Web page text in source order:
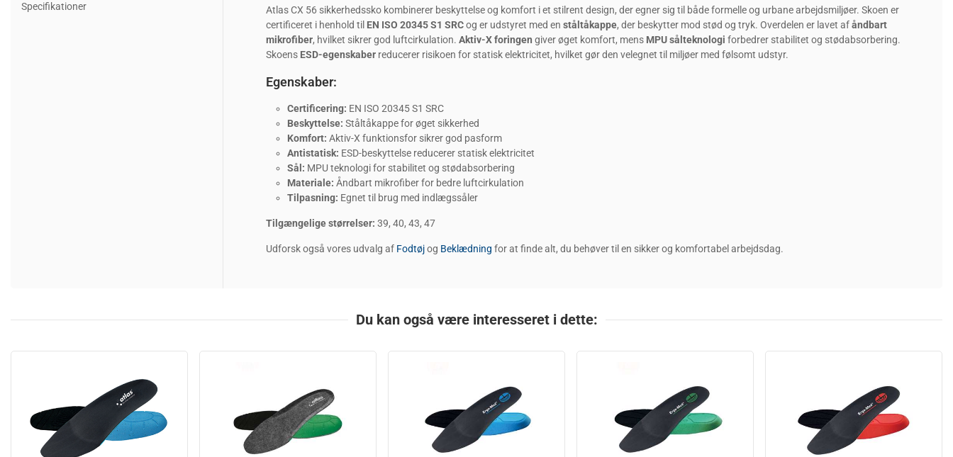
Specifikationer
Atlas CX 56 sikkerhedssko kombinerer beskyttelse og komfort i et stilrent design, der egner sig til både formelle og urbane arbejdsmiljøer. Skoen er
certificeret i henhold til EN ISO 20345 S1 SRCog er udstyret med en ståltåkappe, der beskytter mod stød og tryk. Overdelen er lavet afåndbart
mikrofiber, hvilket sikrer god luftcirkulation. Aktiv-X foringen giver øget komfort, mens MPU sålteknologi forbedrer stabilitet og stødabsorbering.
Skoens ESD-egenskaber reducerer risikoen for statisk elektricitet, hvilket gør den velegnet til miljøer med følsomt udstyr.
Egenskaber:
Certificering: EN ISO 20345 S1 SRC
Beskyttelse: Ståltåkappe for øget sikkerhed
Komfort: Aktiv-X funktionsfor sikrer god pasform
Antistatisk: ESD-beskyttelse reducerer statisk elektricitet
Sål: MPU teknologi for stabilitet og stødabsorbering
Materiale: Åndbart mikrofiber for bedre luftcirkulation
Tilpasning: Egnet til brug med indlægssåler
Tilgængelige størrelser: 39, 40, 43, 47
Udforsk også vores udvalg af Fodtøjog Beklædning for at finde alt, du behøver til en sikker og komfortabel arbejdsdag.
Du kan også være interesseret i dette: